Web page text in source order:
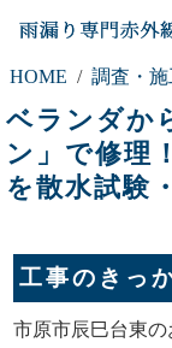
HOME 調査・施
ベランダか
ン」で修理
を散水試験
工事のきっ
市原市辰巳台東